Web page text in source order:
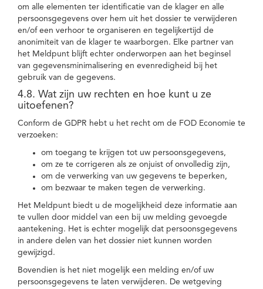
om alle elementen ter identificatie van de klager en alle
persoonsgegevens over hem uit het dossier te verwijderen
en/of een verhoor te organiseren en tegelijkertijd de
anonimiteit van de klager te waarborgen. Elke partner van
het Meldpunt blijft echter onderworpen aan het beginsel
van gegevensminimalisering en evenredigheid bij het
gebruik van de gegevens.
4.8. Wat zijn uw rechten en hoe kunt u ze
uitoefenen?
Conform de GDPR hebt u het recht om de FOD Economie te
verzoeken:
om toegang te krijgen tot uw persoonsgegevens,
om ze te corrigeren als ze onjuist of onvolledig zijn,
om de verwerking van uw gegevens te beperken,
om bezwaar te maken tegen de verwerking.
Het Meldpunt biedt u de mogelijkheid deze informatie aan
te vullen door middel van een bij uw melding gevoegde
aantekening. Het is echter mogelijk dat persoonsgegevens
in andere delen van het dossier niet kunnen worden
gewijzigd.
Bovendien is het niet mogelijk een melding en/of uw
persoonsgegevens te laten verwijderen. De wetgeving